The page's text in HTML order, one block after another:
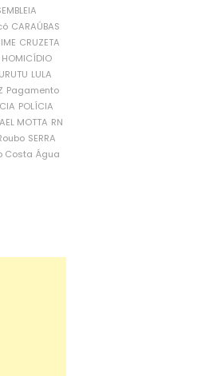
CARAÚBAS
CRUZETA
HOMICÍDIO
LULA
Pagamento
POLÍCIA
MOTTA RN
SERRA
Costa Água